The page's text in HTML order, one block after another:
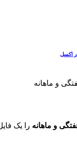
اکسل
و ماهانه
و ماهانه را یک